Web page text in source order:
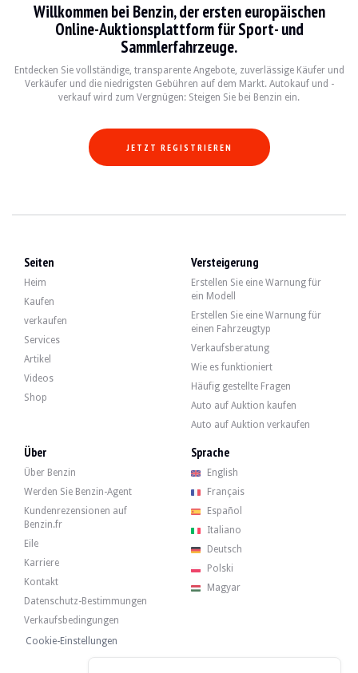
La Volvo P1800 est une voiture de sport emblématique produite entre 1961
Fiche technique
Années de production Moteur Puissance
Volvo P1800 — Verkauft
Volvo P1800 ES - 1973
19 000 €
Volvo P1800 ES - 1973
Volvo P1800ES "Shooting Break" - 1973
Volvo P1800S - 1966
Willkommen bei Benzin, der ersten europäischen
Online-Auktionsplattform für Sport- und
Sammlerfahrzeuge.
Entdecken Sie vollständige, transparente Angebote, zuverlässige Käufer und
Verkäufer und die niedrigsten Gebühren auf dem Markt. Autokauf und -
verkauf wird zum Vergnügen: Steigen Sie bei Benzin ein.
JETZT REGISTRIEREN
Seiten
Heim
Kaufen
verkaufen
Services
Artikel
Videos
Shop
Versteigerung
Erstellen Sie eine Warnung für
ein Modell
Erstellen Sie eine Warnung für
einen Fahrzeugtyp
Verkaufsberatung
Wie es funktioniert
Häufig gestellte Fragen
Auto auf Auktion kaufen
Auto auf Auktion verkaufen
Über
Über Benzin
Werden Sie Benzin-Agent
Kundenrezensionen auf
Benzin.fr
Eile
Karriere
Kontakt
Datenschutz-Bestimmungen
Verkaufsbedingungen
Cookie-Einstellungen
Sprache
English
Français
Español
Italiano
Deutsch
Polski
Magyar